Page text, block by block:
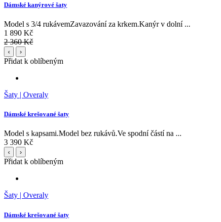
Dámské kanýrové šaty
Model s 3/4 rukávemZavazování za krkem.Kanýr v dolní ...
1 890 Kč
2 360 Kč
‹ ›
Přidat k oblíbeným
Šaty | Overaly
Dámské krešované šaty
Model s kapsami.Model bez rukávů.Ve spodní částí na ...
3 390 Kč
‹ ›
Přidat k oblíbeným
Šaty | Overaly
Dámské krešované šaty